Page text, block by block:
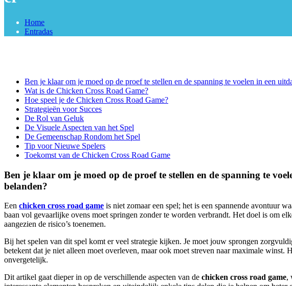
Home
Entradas
Ben je klaar om je moed op de proef te stellen en de spanning te voelen in een
Wat is de Chicken Cross Road Game?
Hoe speel je de Chicken Cross Road Game?
Strategieën voor Succes
De Rol van Geluk
De Visuele Aspecten van het Spel
De Gemeenschap Rondom het Spel
Tip voor Nieuwe Spelers
Toekomst van de Chicken Cross Road Game
Ben je klaar om je moed op de proef te stellen en de spanning te
belanden?
Een chicken cross road game is niet zomaar een spel; het is een spannende avontuur
baan vol gevaarlijke ovens moet springen zonder te worden verbrandt. Het doel is om
aangezien de risico’s toenemen.
Bij het spelen van dit spel komt er veel strategie kijken. Je moet jouw sprongen
betekent dat je niet alleen moet overleven, maar ook moet streven naar maximale
onvergetelijk.
Dit artikel gaat dieper in op de verschillende aspecten van de chicken cross road game,